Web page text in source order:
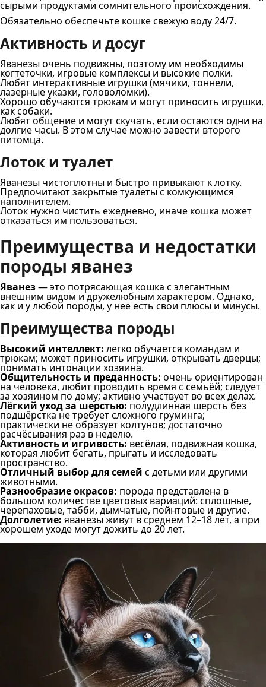
сырыми продуктами сомнительного происхождения.
Обязательно обеспечьте кошке свежую воду 24/7.
Активность и досуг
Яванезы очень подвижны, поэтому им необходимы
когтеточки, игровые комплексы и высокие полки.
Любят интерактивные игрушки (мячики, тоннели,
лазерные указки, головоломки).
Хорошо обучаются трюкам и могут приносить игрушки,
как собаки.
Любят общение и могут скучать, если остаются одни на
долгие часы. В этом случае можно завести второго
питомца.
Лоток и туалет
Яванезы чистоплотны и быстро привыкают к лотку.
Предпочитают закрытые туалеты с комкующимся
наполнителем.
Лоток нужно чистить ежедневно, иначе кошка может
отказаться им пользоваться.
Преимущества и недостатки
породы яванез
Яванез— это потрясающая кошка с элегантным
внешним видом и дружелюбным характером. Однако,
как и у любой породы, у нее есть свои плюсы и минусы.
Преимущества породы
Высокий интеллект: легко обучается командам и
трюкам; может приносить игрушки, открывать дверцы;
понимать интонации хозяина.
Общительность и преданность: очень ориентирован
на человека, любит проводить время с семьёй; следует
за хозяином по дому; активно участвует во всех делах.
Лёгкий уход за шерстью: полудлинная шерсть без
подшёрстка не требует сложного груминга;
практически не образует колтунов; достаточно
расчёсывания раз в неделю.
Активность и игривость: весёлая, подвижная кошка,
которая любит бегать, прыгать и исследовать
пространство.
Отличный выбор для семей с детьми или другими
животными.
Разнообразие окрасов: порода представлена в
большом количестве цветовых вариаций: сплошные,
черепаховые, табби, дымчатые, пойнтовые и другие.
Долголетие: яванезы живут в среднем 12–18 лет, а при
хорошем уходе могут дожить до 20 лет.